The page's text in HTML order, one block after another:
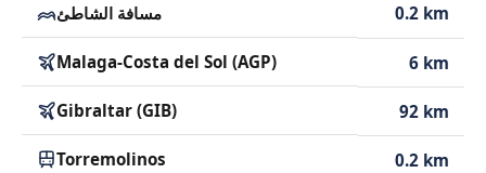
مسافة الشاطئ 0.2 km
Malaga-Costa del Sol (AGP) 6 km
Gibraltar (GIB) 92 km
Torremolinos 0.2 km